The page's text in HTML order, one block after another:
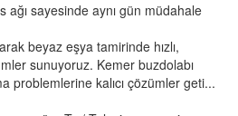
ağı sayesinde aynı gün müdahale
beyaz eşya tamirinde hızlı,
sunuyoruz. Kemer buzdolabı
problemlerine kalıcı çözümler geti...